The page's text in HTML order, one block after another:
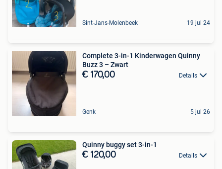
Sint-Jans-Molenbeek 19 jul 24
Complete 3-in-1 Kinderwagen Quinny
Buzz 3 – Zwart
€ 170,00 Details
Genk 5 jul 26
Quinny buggy set 3-in-1
€ 120,00 Details